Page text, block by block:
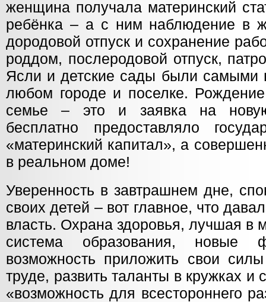
женщина получала материнский
ребёнка – а с ним наблюдение в
дородовой отпуск и сохранение
роддом, послеродовой отпуск,
Ясли и детские сады были самыми
любом городе и поселке.
семье – это и заявка на новую
бесплатно предоставляло
«материнский капитал», а
в реальном доме!
Уверенность в завтрашнем дне,
своих детей – вот главное, что
власть. Охрана здоровья, лучшая в
система образования, новые
возможность приложить свои
труде, развить таланты в кружках и
«возможность для всестороннего